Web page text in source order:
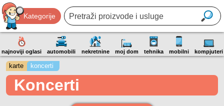
Kategorije
najnoviji oglasi automobili nekretnine moj dom tehnika mobilni kompjuteri
karte koncerti
Koncerti